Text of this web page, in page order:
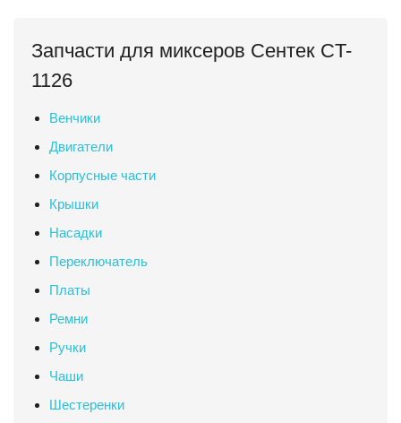
Запчасти для миксеров Сентек CT-
1126
Венчики
Двигатели
Корпусные части
Крышки
Насадки
Переключатель
Платы
Ремни
Ручки
Чаши
Шестеренки